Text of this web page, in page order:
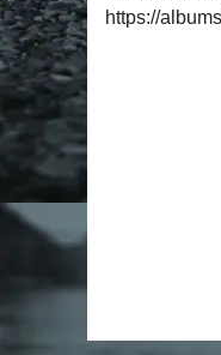
https://